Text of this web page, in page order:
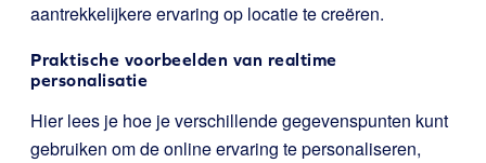
aantrekkelijkere ervaring op locatie te creëren.
Praktische voorbeelden van realtime
personalisatie
Hier lees je hoe je verschillende gegevenspunten kunt
gebruiken om de online ervaring te personaliseren,